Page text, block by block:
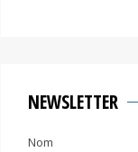
NEWSLETTER
Nom